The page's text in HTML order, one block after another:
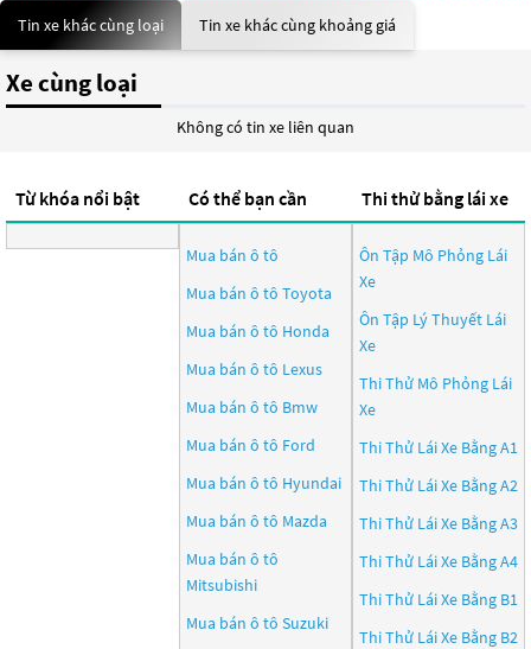
Tin xe khác cùng loại Tin xe khác cùng khoảng giá
Xe cùng loại
Không có tin xe liên quan
Từ khóa nổi bật Có thể bạn cần
Mua bán ô tô
Mua bán ô tô Toyota
Mua bán ô tô Honda
Mua bán ô tô Lexus
Mua bán ô tô Bmw
Mua bán ô tô Ford
Mua bán ô tô Hyundai
Mua bán ô tô Mazda
Mua bán ô tô
Mitsubishi
Mua bán ô tô Suzuki
Thi thử bằng lái xe
Ôn Tập Mô Phỏng Lái
Xe
Ôn Tập Lý Thuyết Lái
Xe
Thi Thử Mô Phỏng Lái
Xe
Thi Thử Lái Xe Bằng A1
Thi Thử Lái Xe Bằng A2
Thi Thử Lái Xe Bằng A3
Thi Thử Lái Xe Bằng A4
Thi Thử Lái Xe Bằng B1
Thi Thử Lái Xe Bằng B2